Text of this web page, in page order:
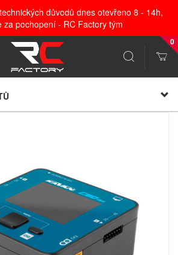
důvodů dnes otevřeno 8 - 14h,
za pochopení - RC Factory tým
0